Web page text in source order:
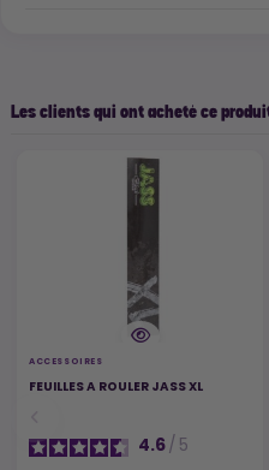
Les clients qui ont acheté ce
ACCESSOIRES
FEUILLES A ROULER JASS XL
4.6/ 5